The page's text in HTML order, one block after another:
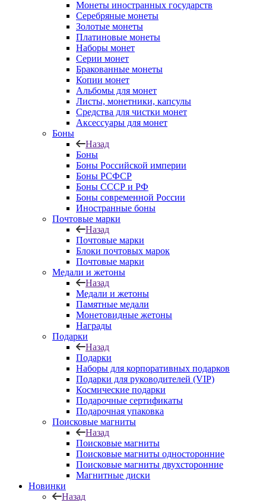
Монеты иностранных государств
Серебряные монеты
Золотые монеты
Платиновые монеты
Наборы монет
Серии монет
Бракованные монеты
Копии монет
Альбомы для монет
Листы, монетники, капсулы
Средства для чистки монет
Аксессуары для монет
Боны
Назад
Боны
Боны Российской империи
Боны РСФСР
Боны СССР и РФ
Боны современной России
Иностранные боны
Почтовые марки
Назад
Почтовые марки
Блоки почтовых марок
Почтовые марки
Медали и жетоны
Назад
Медали и жетоны
Памятные медали
Монетовидные жетоны
Награды
Подарки
Назад
Подарки
Наборы для корпоративных подарков
Подарки для руководителей (VIP)
Космические подарки
Подарочные сертификаты
Подарочная упаковка
Поисковые магниты
Назад
Поисковые магниты
Поисковые магниты односторонние
Поисковые магниты двухсторонние
Магнитные диски
Новинки
Назад